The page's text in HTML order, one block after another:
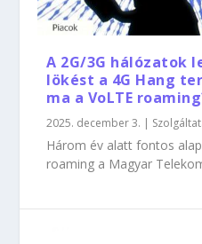
A 2G/3G hálózatok
lökést a 4G Hang
ma a VoLTE
2025. december 3. |
Három év alatt fontos
roaming a Magyar